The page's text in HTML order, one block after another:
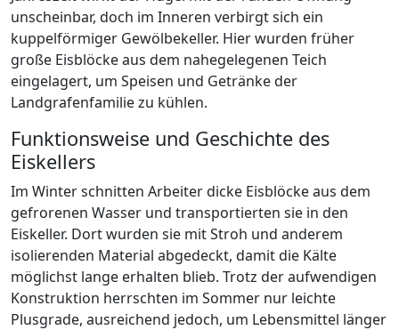
unscheinbar, doch im Inneren verbirgt sich ein
kuppelförmiger Gewölbekeller. Hier wurden früher
große Eisblöcke aus dem nahegelegenen Teich
eingelagert, um Speisen und Getränke der
Landgrafenfamilie zu kühlen.
Funktionsweise und Geschichte des
Eiskellers
Im Winter schnitten Arbeiter dicke Eisblöcke aus dem
gefrorenen Wasser und transportierten sie in den
Eiskeller. Dort wurden sie mit Stroh und anderem
isolierenden Material abgedeckt, damit die Kälte
möglichst lange erhalten blieb. Trotz der aufwendigen
Konstruktion herrschten im Sommer nur leichte
Plusgrade, ausreichend jedoch, um Lebensmittel länger